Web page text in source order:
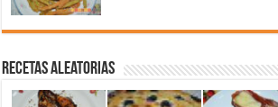
Recetas aleatorias